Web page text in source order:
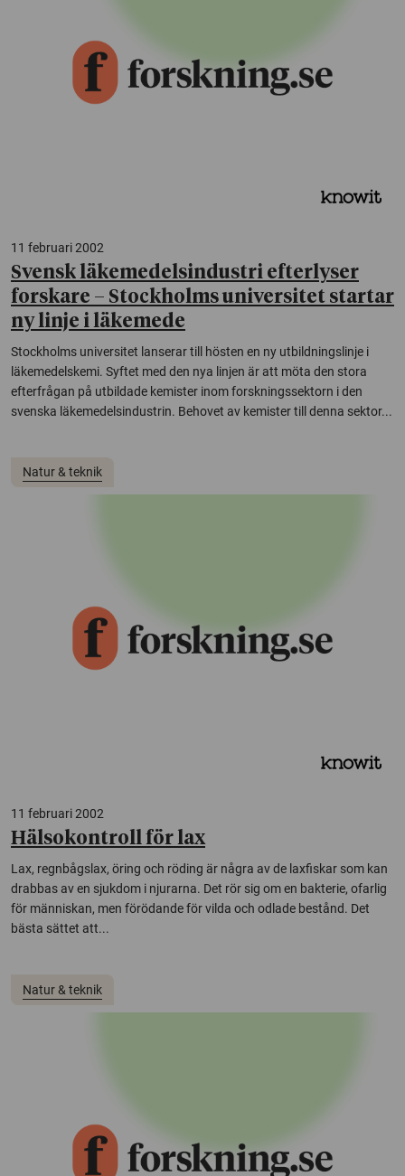
11 februari 2002
Svensk läkemedelsindustri efterlyser
forskare – Stockholms universitet startar
ny linje i läkemede
Stockholms universitet lanserar till hösten en ny utbildningslinje i
läkemedelskemi. Syftet med den nya linjen är att möta den stora
efterfrågan på utbildade kemister inom forskningssektorn i den
svenska läkemedelsindustrin. Behovet av kemister till denna sektor...
Natur & teknik
11 februari 2002
Hälsokontroll för lax
Lax, regnbågslax, öring och röding är några av de laxfiskar som kan
drabbas av en sjukdom i njurarna. Det rör sig om en bakterie, ofarlig
för människan, men förödande för vilda och odlade bestånd. Det
bästa sättet att...
Natur & teknik